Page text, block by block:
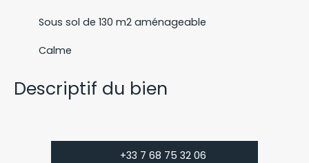
Sous sol de 130 m2 aménageable
Calme
Descriptif du bien
+33 7 68 75 32 06